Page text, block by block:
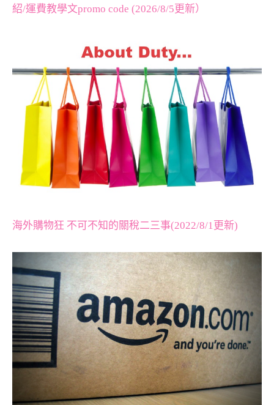
紹/運費教學文promo code (2026/8/5更新）
海外購物狂 不可不知的關稅二三事(2022/8/1更新)